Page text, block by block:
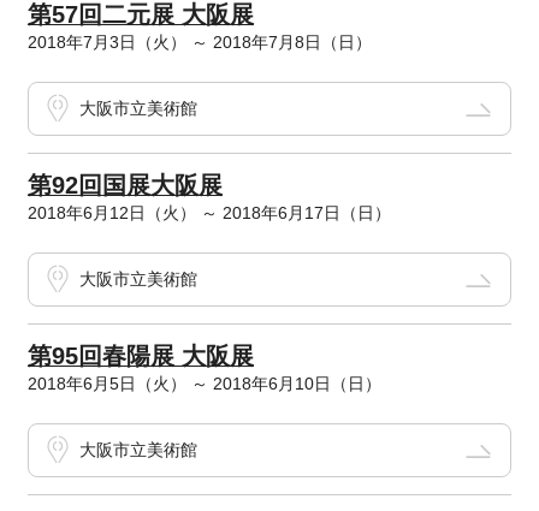
第57回二元展 大阪展
2018年7月3日（火） ～ 2018年7月8日（日）
大阪市立美術館
第92回国展大阪展
2018年6月12日（火） ～ 2018年6月17日（日）
大阪市立美術館
第95回春陽展 大阪展
2018年6月5日（火） ～ 2018年6月10日（日）
大阪市立美術館